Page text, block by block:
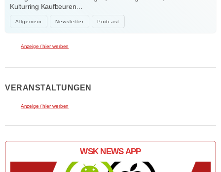
Allgemein Newsletter Podcast
Kulturring Kaufbeuren…
Anzeige / hier werben
VERANSTALTUNGEN
Anzeige / hier werben
WSK NEWS APP